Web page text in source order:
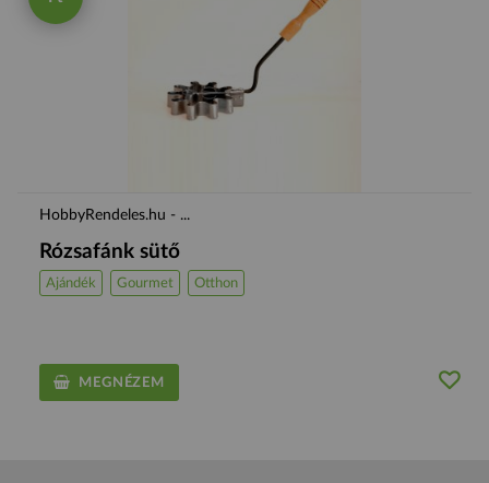
HobbyRendeles.hu - ...
Rózsafánk sütő
Ajándék Gourmet Otthon
MEGNÉZEM